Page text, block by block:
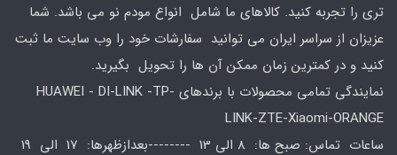
تری را تجربه کنید. کالاهای ما شامل انواع مودم نو می باشد. شما
عزیزان از سراسر ایران می توانید سفارشات خود را وب سایت ما ثبت
کنید و در کمترین زمان ممکن آن ها را تحویل بگیرید.
نمایندگی تمامی محصولات با برندهای HUAWEI - DI-LINK -TP-
LINK-ZTE-Xiaomi-ORANGE
ساعات تماس: صبح ها: 8 الی 13 --------بعدازظهرها: 17 الی 19